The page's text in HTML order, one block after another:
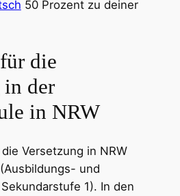
50 Prozent zu deiner
die
in der
in NRW
Versetzung in NRW
(Ausbildungs- und
1). In den